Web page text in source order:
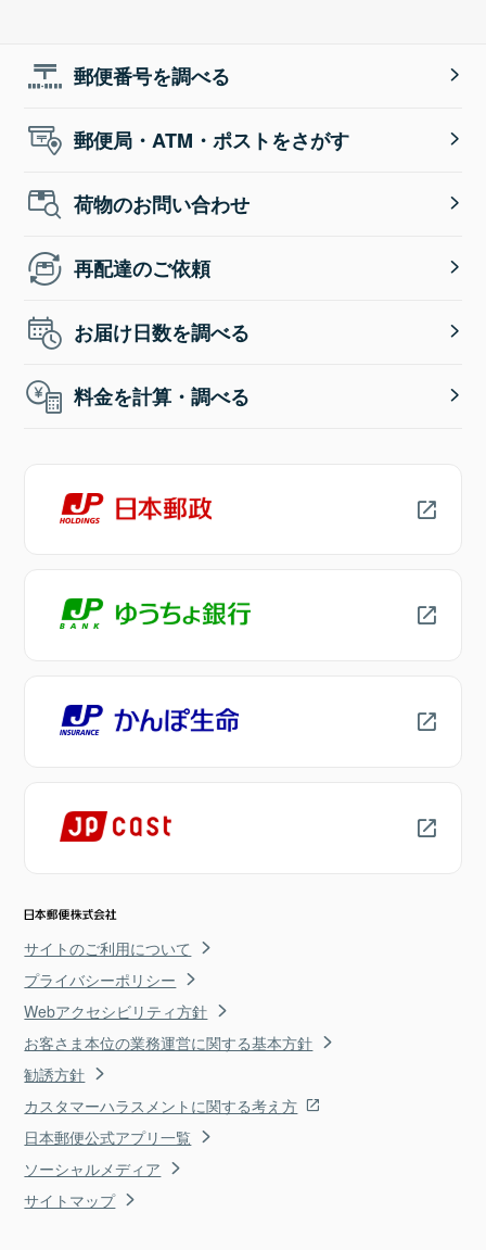
郵便番号を調べる
郵便局・ATM・ポストをさがす
荷物のお問い合わせ
再配達のご依頼
お届け日数を調べる
料金を計算・調べる
サイトのご利用について
プライバシーポリシー
Webアクセシビリティ方針
お客さま本位の業務運営に関する基本方針
勧誘方針
カスタマーハラスメントに関する考え方
日本郵便公式アプリ一覧
ソーシャルメディア
サイトマップ